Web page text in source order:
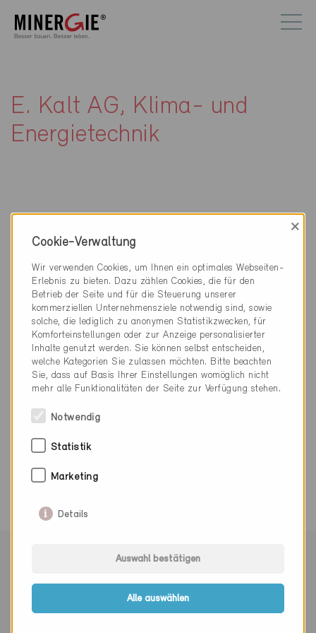
E. Kalt AG, Klima- und
Energietechnik
Kontakt
E. Kalt AG, Klima- und Energietechnik
Belchenstrasse 6
4054 Basel 2 Zustellung
061 306 36 36
basel@ekaltag.ch
www.ekaltag.ch
0 Minergie Gebäude (0 Zertifikate)
Mit Minergie vernetzen
Cookie-Verwaltung
×
Wir verwenden Cookies, um Ihnen ein optimales Webseiten-
Erlebnis zu bieten. Dazu zählen Cookies, die für den
Betrieb der Seite und für die Steuerung unserer
kommerziellen Unternehmensziele notwendig sind, sowie
solche, die lediglich zu anonymen Statistikzwecken, für
Komforteinstellungen oder zur Anzeige personalisierter
Inhalte genutzt werden. Sie können selbst entscheiden,
welche Kategorien Sie zulassen möchten. Bitte beachten
Sie, dass auf Basis Ihrer Einstellungen womöglich nicht
mehr alle Funktionalitäten der Seite zur Verfügung stehen.
Notwendig
Statistik
Marketing
Details
Auswahl bestätigen
Alle auswählen